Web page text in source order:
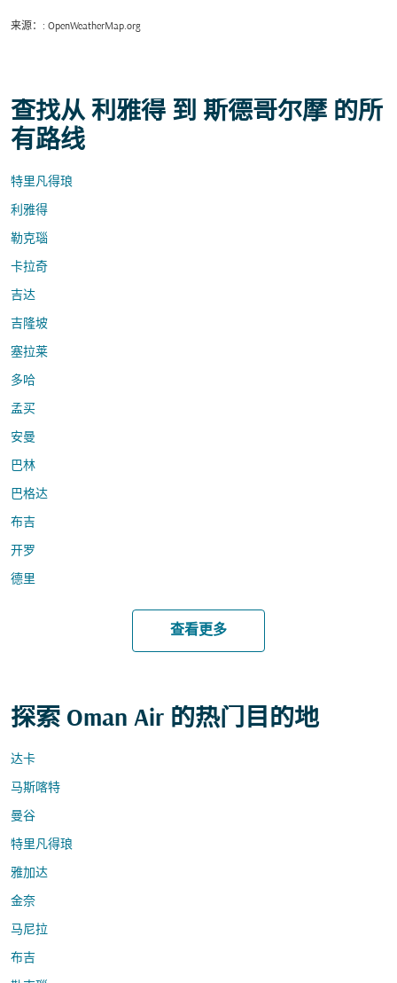
来源： : OpenWeatherMap.org
查找从 利雅得 到 斯德哥尔摩 的所
有路线
特里凡得琅
利雅得
勒克瑙
卡拉奇
吉达
吉隆坡
塞拉莱
多哈
孟买
安曼
巴林
巴格达
布吉
开罗
德里
查看更多
探索 Oman Air 的热门目的地
达卡
马斯喀特
曼谷
特里凡得琅
雅加达
金奈
马尼拉
布吉